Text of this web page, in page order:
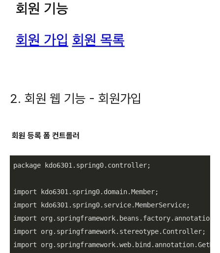
2. 회원 웹 기능 - 회원가입
회원 등록 폼 컨트롤러
package kdo6301.spring0.controller;
import kdo6301.spring0.domain.Member;
import kdo6301.spring0.service.MemberService;
import
import org.springframework.stereotype.Controller;
import